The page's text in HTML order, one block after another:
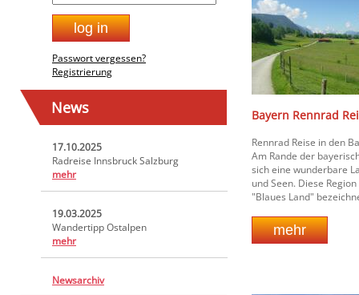
Passwort vergessen?
Registrierung
News
17.10.2025
Radreise Innsbruck Salzburg
mehr
19.03.2025
Wandertipp Ostalpen
mehr
Newsarchiv
Bayern Rennrad
Rennrad Reise in den
Am Rande der
sich eine wunderbare
und Seen. Diese
"Blaues Land"